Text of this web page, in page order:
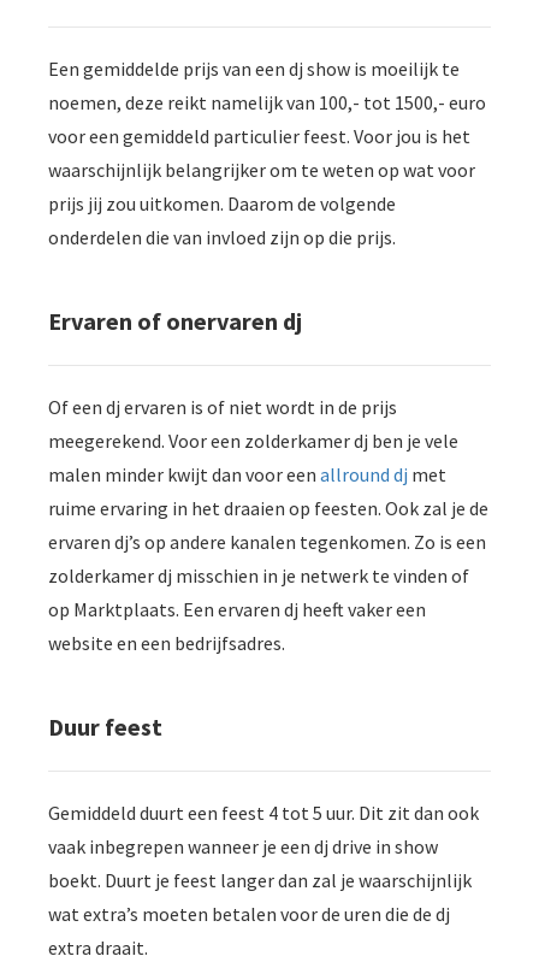
Een gemiddelde prijs van een dj show is moeilijk te
noemen, deze reikt namelijk van 100,- tot 1500,- euro
voor een gemiddeld particulier feest. Voor jou is het
waarschijnlijk belangrijker om te weten op wat voor
prijs jij zou uitkomen. Daarom de volgende
onderdelen die van invloed zijn op die prijs.
Ervaren of onervaren dj
Of een dj ervaren is of niet wordt in de prijs
meegerekend. Voor een zolderkamer dj ben je vele
malen minder kwijt dan voor een allround dj met
ruime ervaring in het draaien op feesten. Ook zal je de
ervaren dj’s op andere kanalen tegenkomen. Zo is een
zolderkamer dj misschien in je netwerk te vinden of
op Marktplaats. Een ervaren dj heeft vaker een
website en een bedrijfsadres.
Duur feest
Gemiddeld duurt een feest 4 tot 5 uur. Dit zit dan ook
vaak inbegrepen wanneer je een dj drive in show
boekt. Duurt je feest langer dan zal je waarschijnlijk
wat extra’s moeten betalen voor de uren die de dj
extra draait.